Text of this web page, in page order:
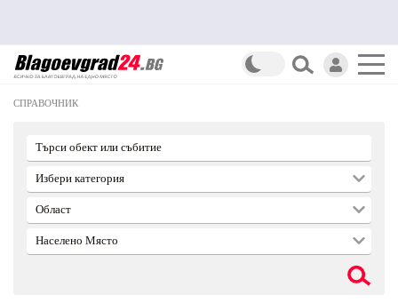
СПРАВОЧНИК
Търси обект или събитие
Избери категория